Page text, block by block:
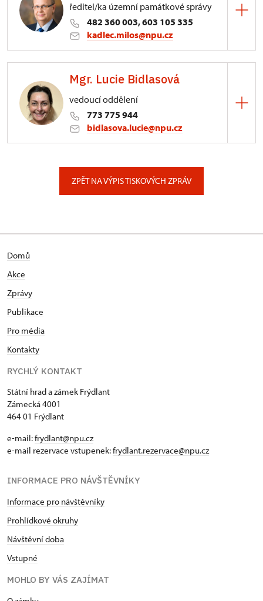
ředitel/ka územní památkové správy
482 360 003, 603 105 335
kadlec.milos@npu.cz
3/, Sychrov 3
Mgr. Lucie Bidlasová
vedoucí oddělení
773 775 944
bidlasova.lucie@npu.cz
ZPĚT NA VÝPIS TISKOVÝCH ZPRÁV
Domů
Akce
Zprávy
Publikace
Pro média
Kontakty
RYCHLÝ KONTAKT
Státní hrad a zámek Frýdlant
Zámecká 4001
464 01 Frýdlant
e-mail:frydlant@npu.cz
e-mail rezervace vstupenek:frydlant.rezervace@npu.cz
INFORMACE PRO NÁVŠTĚVNÍKY
Informace pro návštěvníky
Prohlídkové okruhy
Návštěvní doba
Vstupné
MOHLO BY VÁS ZAJÍMAT